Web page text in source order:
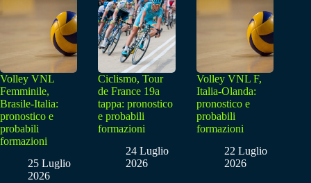
Volley VNL
Femminile,
Brasile-Italia:
pronostico e
probabili
formazioni
25 Luglio
2026
Ciclismo, Tour
de France 19a
tappa: pronostico
e probabili
formazioni
24 Luglio
2026
Volley VNL F,
Italia-Olanda:
pronostico e
probabili
formazioni
22 Luglio
2026